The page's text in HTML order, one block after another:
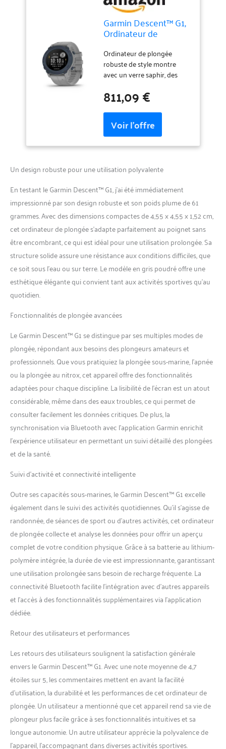
Garmin Descent™ G1,
Ordinateur de
Plusieurs Modes de
plongée, Suivi
d'activité, Gris poudré
Ordinateur de plongée
robuste de style montre
avec un verre saphir, des
écran monochrome facile à
lire Autonomie de la batterie
: jusqu'à 25 heures en mode
plongée, 21 jours en mode
montre intelligente et 26
heures en mode GPS Suivez
applications sportives
fonctionnalités
d'entraînement avancées
telles que V02 Max afin que
vous puissiez voir comment
votre corps s'adapte à
l'entraînement Les RH au
poignet 24h/24, 7j/7, la
surveillance de l'énergie de la
batterie corporelle, le score
de sommeil et plus encore
être en vous indiquant
des pauses (cet appareil est
destiné à donner une
estimation de votre activité
et de vos statistiques. Pulse
Ox n'est pas disponible dans
tous les pays, il ne s'agit pas
d'un dispositif médical. ). Les
produits internationaux ont
des conditions distinctes,
sont vendus depuis
l'étranger et peuvent différer
concerne l'ajustement, la
langue du produit,
l'étiquetage ou les
instructions.
811,09 €
Un design robuste pour une utilisation polyvalente
En testant le Garmin Descent™ G1, j’ai été immédiatement
impressionné par son design robuste et son poids plume de 61
grammes. Avec des dimensions compactes de 4,55 x 4,55 x 1,52 cm,
cet ordinateur de plongée s’adapte parfaitement au poignet sans
être encombrant, ce qui est idéal pour une utilisation prolongée. Sa
structure solide assure une résistance aux conditions difficiles, que
ce soit sous l’eau ou sur terre. Le modèle en gris poudré offre une
esthétique élégante qui convient tant aux activités sportives qu’au
quotidien.
Fonctionnalités de plongée avancées
Le Garmin Descent™ G1 se distingue par ses multiples modes de
plongée, répondant aux besoins des plongeurs amateurs et
professionnels. Que vous pratiquiez la plongée sous-marine, l’apnée
ou la plongée au nitrox, cet appareil offre des fonctionnalités
adaptées pour chaque discipline. La lisibilité de l’écran est un atout
considérable, même dans des eaux troubles, ce qui permet de
consulter facilement les données critiques. De plus, la
synchronisation via Bluetooth avec l’application Garmin enrichit
l’expérience utilisateur en permettant un suivi détaillé des plongées
et de la santé.
Suivi d’activité et connectivité intelligente
Outre ses capacités sous-marines, le Garmin Descent™ G1 excelle
également dans le suivi des activités quotidiennes. Qu’il s’agisse de
randonnée, de séances de sport ou d’autres activités, cet ordinateur
de plongée collecte et analyse les données pour offrir un aperçu
complet de votre condition physique. Grâce à sa batterie au lithium-
polymère intégrée, la durée de vie est impressionnante, garantissant
une utilisation prolongée sans besoin de recharge fréquente. La
connectivité Bluetooth facilite l’intégration avec d’autres appareils
et l’accès à des fonctionnalités supplémentaires via l’application
dédiée.
Retour des utilisateurs et performances
Les retours des utilisateurs soulignent la satisfaction générale
envers le Garmin Descent™ G1. Avec une note moyenne de 4,7
étoiles sur 5, les commentaires mettent en avant la facilité
d’utilisation, la durabilité et les performances de cet ordinateur de
plongée. Un utilisateur a mentionné que cet appareil rend sa vie de
plongeur plus facile grâce à ses fonctionnalités intuitives et sa
longue autonomie. Un autre utilisateur apprécie la polyvalence de
l’appareil, l’accompagnant dans diverses activités sportives.